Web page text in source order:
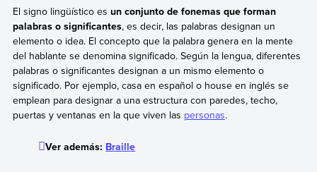
El signo lingüístico es un conjunto de fonemas que forman
palabras o significantes, es decir, las palabras designan un
elemento o idea. El concepto que la palabra genera en la mente
del hablante se denomina significado. Según la lengua, diferentes
palabras o significantes designan a un mismo elemento o
significado. Por ejemplo, casa en español o house en inglés se
emplean para designar a una estructura con paredes, techo,
puertas y ventanas en la que viven las personas.
Ver además: Braille